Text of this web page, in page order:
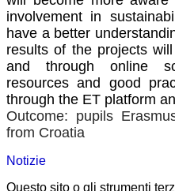
involvement in
have a better
results of the projects
and through online
resources and good
through the ET platform
Outcome: pupils
from Croatia
Notizie
Questo sito o gli strumenti